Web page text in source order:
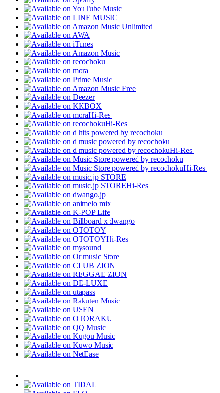
Hi-Res
Hi-Res
Hi-Res
Hi-Res
Hi-Res
Hi-Res